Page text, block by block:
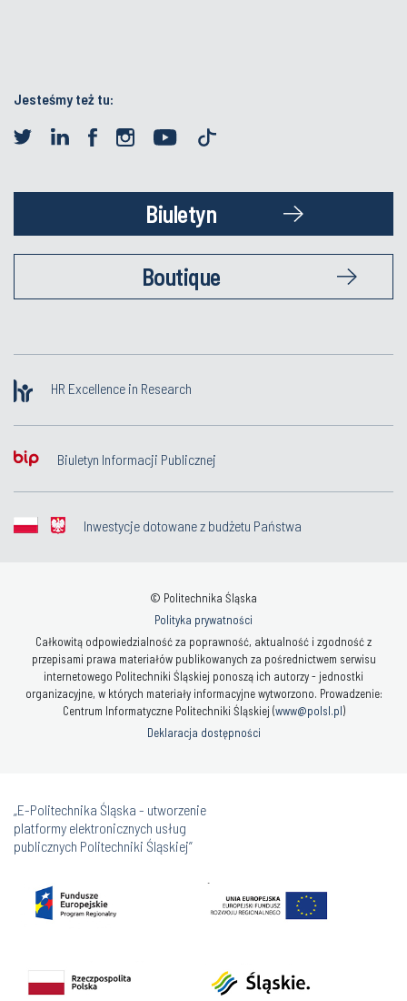
Jesteśmy też tu:
Biuletyn
Boutique
HR Excellence in Research
Biuletyn Informacji Publicznej
Inwestycje dotowane z budżetu Państwa
© Politechnika Śląska
Polityka prywatności
Całkowitą odpowiedzialność za poprawność, aktualność i zgodność z
przepisami prawa materiałów publikowanych za pośrednictwem serwisu
internetowego Politechniki Śląskiej ponoszą ich autorzy - jednostki
organizacyjne, w których materiały informacyjne wytworzono. Prowadzenie:
Centrum Informatyczne Politechniki Śląskiej (www@polsl.pl)
Deklaracja dostępności
„E-Politechnika Śląska - utworzenie
platformy elektronicznych usług
publicznych Politechniki Śląskiej”